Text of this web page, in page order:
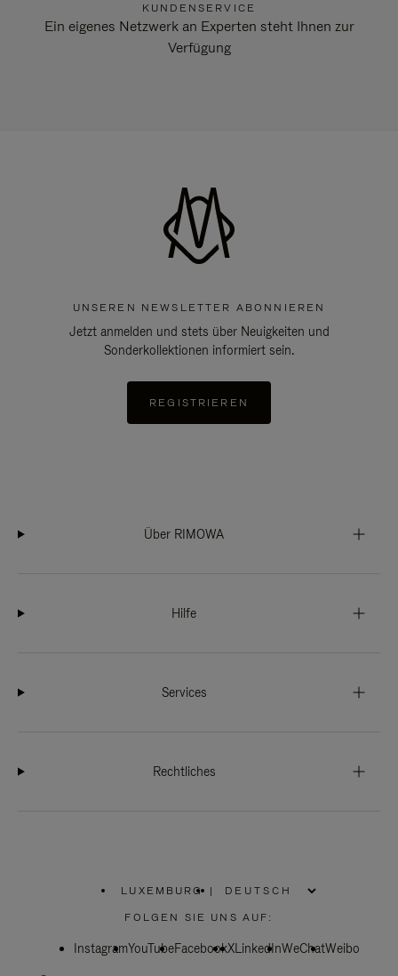
KUNDENSERVICE
Ein eigenes Netzwerk an Experten steht Ihnen zur
Verfügung
UNSEREN NEWSLETTER ABONNIEREN
Jetzt anmelden und stets über Neuigkeiten und
Sonderkollektionen informiert sein.
REGISTRIEREN
Über RIMOWA
Hilfe
Services
Rechtliches
LUXEMBURG
WÄHLEN
SIE
REGION
|
FOLGEN SIE UNS AUF:
InstagramYouTubeFacebookXLinkedInWeChatWeibo